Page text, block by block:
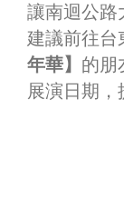
讓南迴公路
建議前往台
年華】 的朋
展演日期，